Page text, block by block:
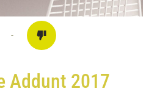
-
Addunt 2017